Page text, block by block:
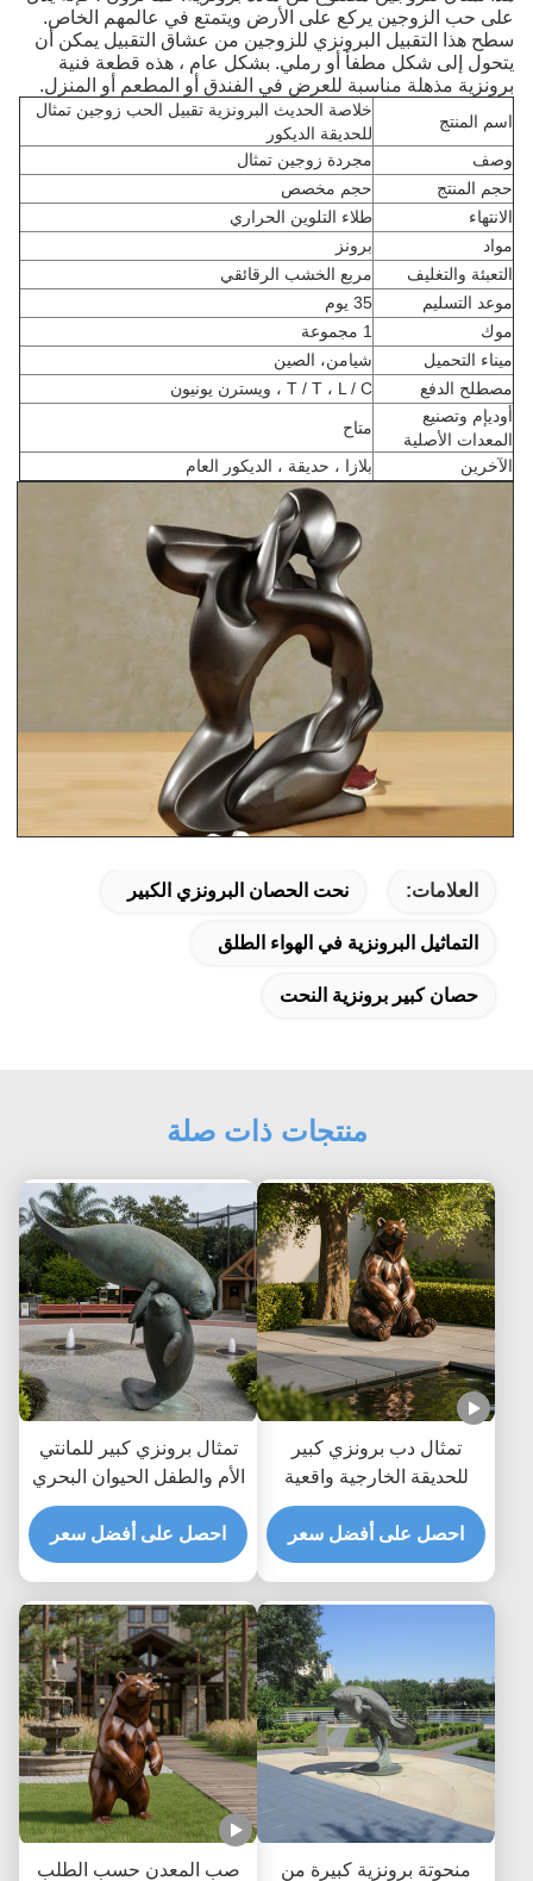
على حب الزوجين يركع على الأرض ويتمتع في عالمهم الخاص.
سطح هذا التقبيل البرونزي للزوجين من عشاق التقبيل يمكن أن
يتحول إلى شكل مطفأ أو رملي. بشكل عام ، هذه قطعة فنية
برونزية مذهلة مناسبة للعرض في الفندق أو المطعم أو المنزل.
اسم المنتج
خلاصة الحديث البرونزية تقبيل الحب زوجين تمثال
للحديقة الديكور
وصف
مجردة زوجين تمثال
حجم المنتج
حجم مخصص
الانتهاء
طلاء التلوين الحراري
مواد
برونز
التعبئة والتغليف
مربع الخشب الرقائقي
موعد التسليم
35 يوم
موك
ميناء التحميل
شيامن، الصين
مصطلح الدفع
T / T ، L / C ، ويسترن يونيون
أوديإم وتصنيع
المعدات الأصلية
متاح
الآخرين
بلازا ، حديقة ، الديكور العام
العلامات: نحت الحصان البرونزي الكبير
التماثيل البرونزية في الهواء الطلق
حصان كبير برونزية النحت
منتجات ذات صلة
تمثال دب برونزي كبير
للحديقة الخارجية واقعية
الجلوس تمثال دب بني
مخصص معدن الحيوانات
الفن الديكور لمتنزه فيلا
احصل على أفضل سعر
تمثال برونزي كبير للمانتي
الأم والطفل الحيوان البحري
الحديقة الساحلية تمثال الفن
في الهواء الطلق
احصل على أفضل سعر
منحوتة برونزية كبيرة من
صب المعدن حسب الطلب